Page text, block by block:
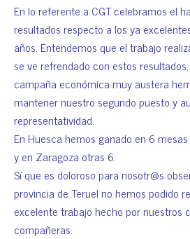
En lo referente a CGT celebramos el
resultados respecto a los ya
años. Entendemos que el trabajo
se ve refrendado con estos
campaña económica muy austera
mantener nuestro segundo puesto y
representatividad.
En Huesca hemos ganado en 6
y en Zaragoza otras 6.
Sí que es doloroso para nosotr@s
provincia de Teruel no hemos podido
excelente trabajo hecho por nuestros
compañeras.